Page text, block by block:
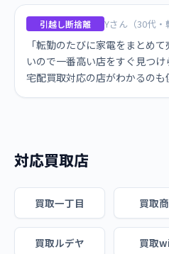
引越し断捨離 Yさん（30代・
「転勤のたびに家電をまとめ
いので一番高い店をすぐ見つけ
宅配買取対応の店がわかるのも
対応買取店
買取一丁目 買取
買取ルデヤ 買取